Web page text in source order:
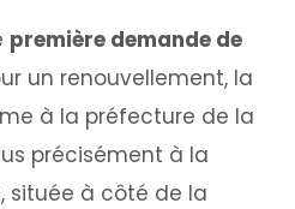
première demande de
un renouvellement, la
à la préfecture de la
précisément à la
située à côté de la